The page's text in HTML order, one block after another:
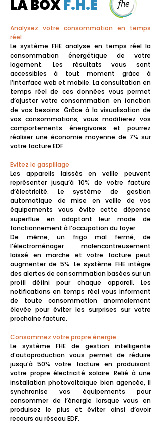
LA BOXF.H.E
Analysez votre consommation en temps
réel
Le système FHE analyse en temps réel la
consommation énergétique de votre
logement. Les résultats vous sont
accessibles à tout moment grâce à
l’interface web et mobile. La consultation en
temps réel de ces données vous permet
d’ajuster votre consommation en fonction
de vos besoins. Grâce à la visualisation de
vos consommations, vous modifierez vos
comportements énergivores et pourrez
réaliser une économie moyenne de 7% sur
votre facture EDF.
Evitez le gaspillage
Les appareils laissés en veille peuvent
représenter jusqu’à 10% de votre facture
d’électricité. Le système de gestion
automatique de mise en veille de vos
équipements vous évite cette dépense
superflue en adaptant leur mode de
fonctionnement à l’occupation du foyer.
De même, un frigo mal fermé, de
l’électroménager malencontreusement
laissé en marche et votre facture peut
augmenter de 5%. Le système FHE intègre
des alertes de consommation basées sur un
profil défini pour chaque appareil. Les
notifications en temps réel vous informent
de toute consommation anormalement
élevée pour éviter les surprises sur votre
prochaine facture.
Consommez votre propre énergie
Le système FHE de gestion intelligente
d’autoproduction vous permet de réduire
jusqu’à 50% votre facture en produisant
votre propre électricité solaire. Relié à une
installation photovoltaïque bien agencée, il
synchronise vos équipements pour
consommer de l’énergie lorsque vous en
produisez le plus et éviter ainsi d’avoir
recours au réseau EDF.